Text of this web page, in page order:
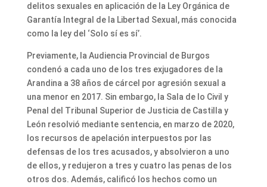
delitos sexuales en aplicación de la Ley Orgánica de
Garantía Integral de la Libertad Sexual, más conocida
como la ley del ‘Solo sí es sí’.
Previamente, la Audiencia Provincial de Burgos
condenó a cada uno de los tres exjugadores de la
Arandina a 38 años de cárcel por agresión sexual a
una menor en 2017. Sin embargo, la Sala de lo Civil y
Penal del Tribunal Superior de Justicia de Castilla y
León resolvió mediante sentencia, en marzo de 2020,
los recursos de apelación interpuestos por las
defensas de los tres acusados, y absolvieron a uno
de ellos, y redujeron a tres y cuatro las penas de los
otros dos. Además, calificó los hechos como un